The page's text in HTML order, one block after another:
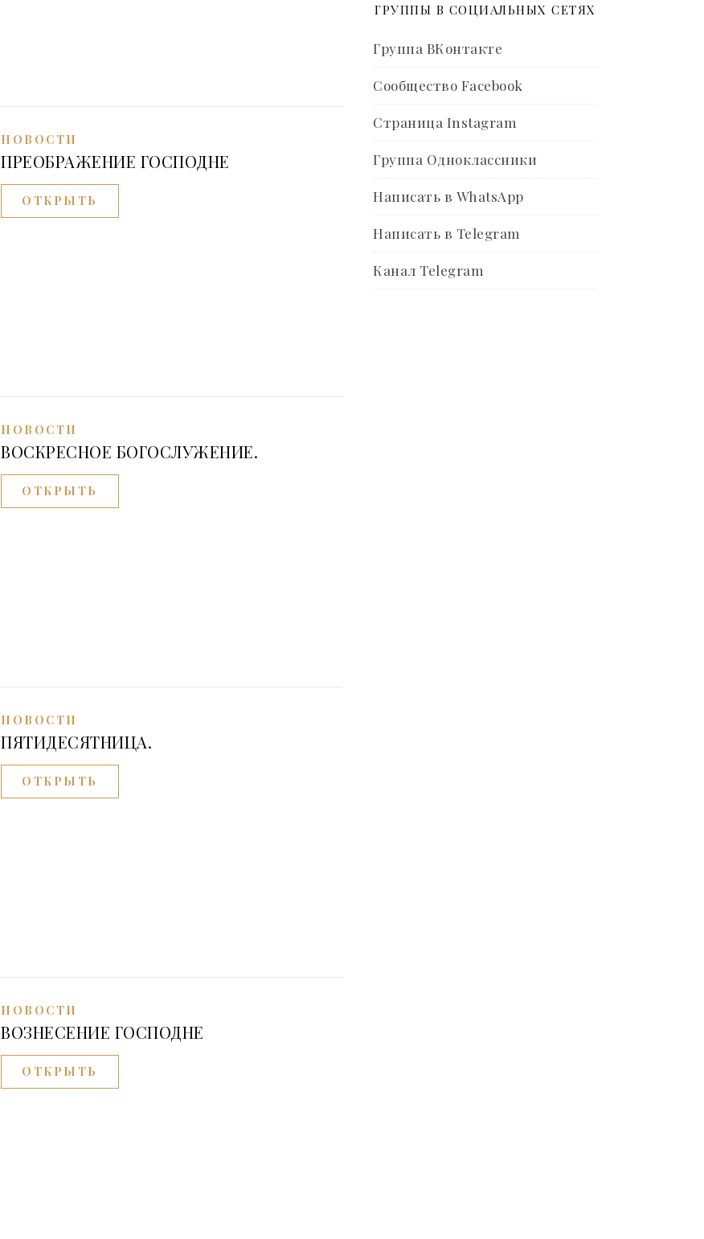
НОВОСТИ
ПРЕОБРАЖЕНИЕ ГОСПОДНЕ
ОТКРЫТЬ
НОВОСТИ
ВОСКРЕСНОЕ БОГОСЛУЖЕНИЕ.
ОТКРЫТЬ
НОВОСТИ
ПЯТИДЕСЯТНИЦА.
ОТКРЫТЬ
НОВОСТИ
ВОЗНЕСЕНИЕ ГОСПОДНЕ
ОТКРЫТЬ
ГРУППЫ В СОЦИАЛЬНЫХ СЕТЯХ
Группа ВКонтакте
Сообщество Facebook
Страница Instagram
Группа Одноклассники
Написать в WhatsApp
Написать в Telegram
Канал Telegram